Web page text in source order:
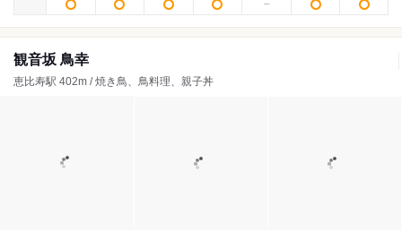
観音坂 鳥幸
恵比寿駅 402m / 焼き鳥、鳥料理、親子丼